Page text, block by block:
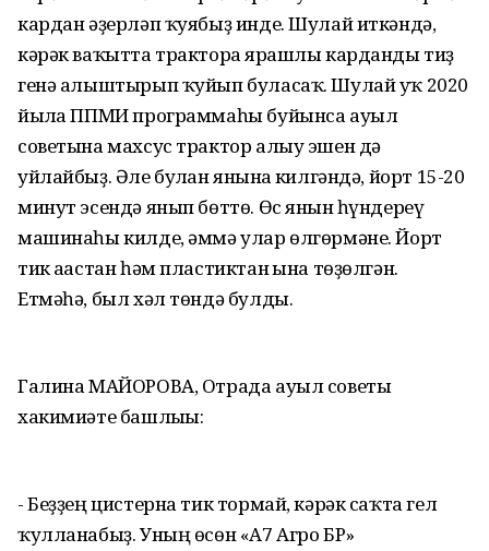
кардан әҙерләп ҡуябыҙ инде. Шулай иткәндә,
кәрәк ваҡытта тракторға ярашлы карданды тиҙ
генә алыштырып ҡуйып буласаҡ. Шулай уҡ 2020
йылға ППМИ программаһы буйынса ауыл
советына махсус трактор алыу эшен дә
уйлайбыҙ. Әле булған янғынға килгәндә, йорт 15-20
минут эсендә янып бөттө. Өс янғын һүндереү
машинаһы килде, әммә улар өлгөрмәне. Йорт
тик ағастан һәм пластиктан ғына төҙөлгән.
Етмәһә, был хәл төндә булды.
Галина МАЙОРОВА, Отрада ауыл советы
хакимиәте башлығы:
- Беҙҙең цистерна тик тормай, кәрәк саҡта гел
ҡулланабыҙ. Уның өсөн «А7 Агро БР»